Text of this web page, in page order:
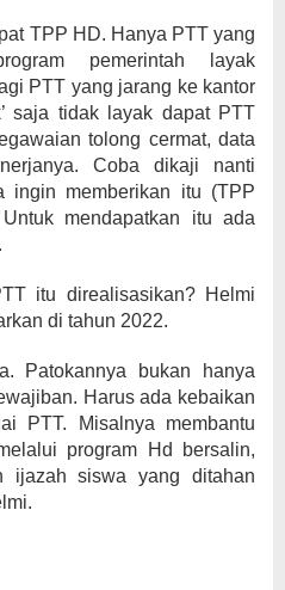
TPP HD. Hanya PTT yang
pemerintah layak
PTT yang jarang ke kantor
saja tidak layak dapat PTT
tolong cermat, data
Coba dikaji nanti
ingin memberikan itu (TPP
mendapatkan itu ada
itu direalisasikan? Helmi
di tahun 2022.
Patokannya bukan hanya
Harus ada kebaikan
PTT. Misalnya membantu
program Hd bersalin,
ijazah siswa yang ditahan